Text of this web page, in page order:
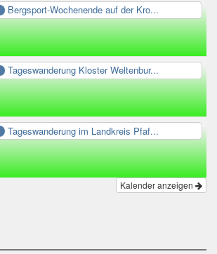
Bergsport-Wochenende auf der Kro...
Tageswanderung Kloster Weltenbur...
Tageswanderung im Landkreis Pfaf...
Kalender anzeigen